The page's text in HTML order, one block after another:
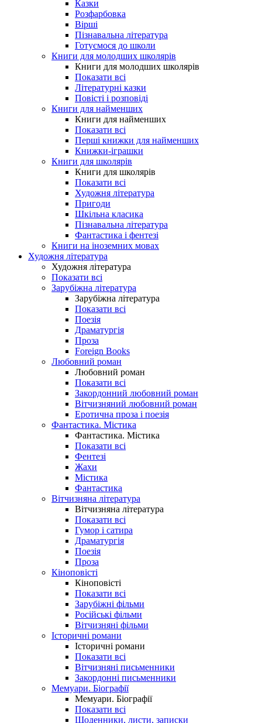
Казки
Розфарбовка
Вірші
Пізнавальна література
Готуємося до школи
Книги для молодших школярів
Книги для молодших школярів
Показати всі
Літературні казки
Повісті і розповіді
Книги для найменших
Книги для найменших
Показати всі
Перші книжки для найменших
Книжки-іграшки
Книги для школярів
Книги для школярів
Показати всі
Художня література
Пригоди
Шкільна класика
Пізнавальна література
Фантастика і фентезі
Книги на іноземних мовах
Художня література
Художня література
Показати всі
Зарубіжна література
Зарубіжна література
Показати всі
Поезія
Драматургія
Проза
Foreign Books
Любовний роман
Любовний роман
Показати всі
Закордонний любовний роман
Вітчизняний любовний роман
Еротична проза і поезія
Фантастика. Містика
Фантастика. Містика
Показати всі
Фентезі
Жахи
Містика
Фантастика
Вітчизняна література
Вітчизняна література
Показати всі
Гумор і сатира
Драматургія
Поезія
Проза
Кіноповісті
Кіноповісті
Показати всі
Зарубіжні фільми
Російські фільми
Вітчизняні фільми
Історичні романи
Історичні романи
Показати всі
Вітчизняні письменники
Закордонні письменники
Мемуари. Біографії
Мемуари. Біографії
Показати всі
Щоденники, листи, записки